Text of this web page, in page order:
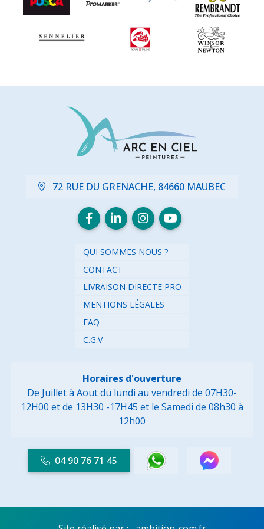
72 RUE DU GRENACHE, 84660 MAUBEC
QUI SOMMES NOUS ?
CONTACT
LIVRAISON DIRECTE PRO
MENTIONS LÉGALES
FAQ
C.G.V
Horaires d'ouverture
De Juillet à Aout du lundi au vendredi de 07H30-
12H00 et de 13H30 -17H45 et le Samedi de 08h30 à
12h00
04 90 76 71 45